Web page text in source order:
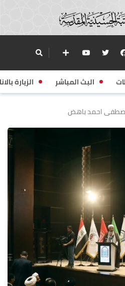
البث المباشر الزيارة
احمد باهض